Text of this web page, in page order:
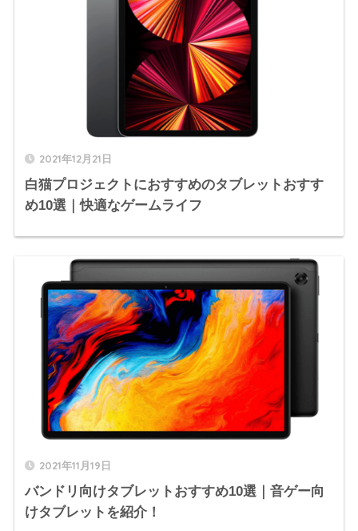
2021年12月21日
白猫プロジェクトにおすすめのタブレットおすす
め10選｜快適なゲームライフ
2021年11月19日
バンドリ向けタブレットおすすめ10選｜音ゲー向
けタブレットを紹介！